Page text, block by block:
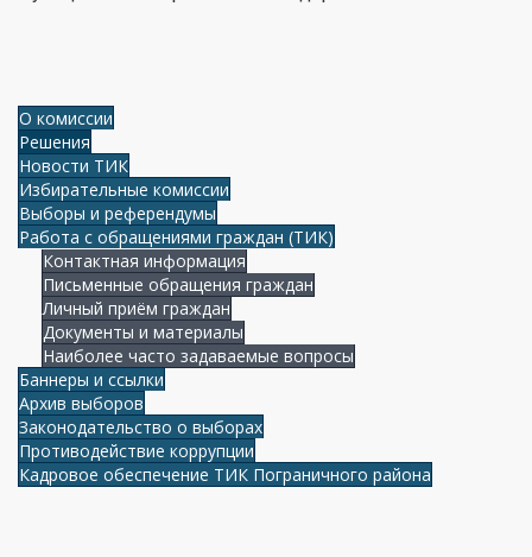
О комиссии
Решения
Новости ТИК
Избирательные комиссии
Выборы и референдумы
Работа с обращениями граждан (ТИК)
Контактная информация
Письменные обращения граждан
Личный приём граждан
Документы и материалы
Наиболее часто задаваемые вопросы
Баннеры и ссылки
Архив выборов
Законодательство о выборах
Противодействие коррупции
Кадровое обеспечение ТИК Пограничного района